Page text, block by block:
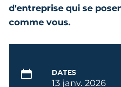
d'entreprise qui se
comme vous.
DATES
13 janv. 2026